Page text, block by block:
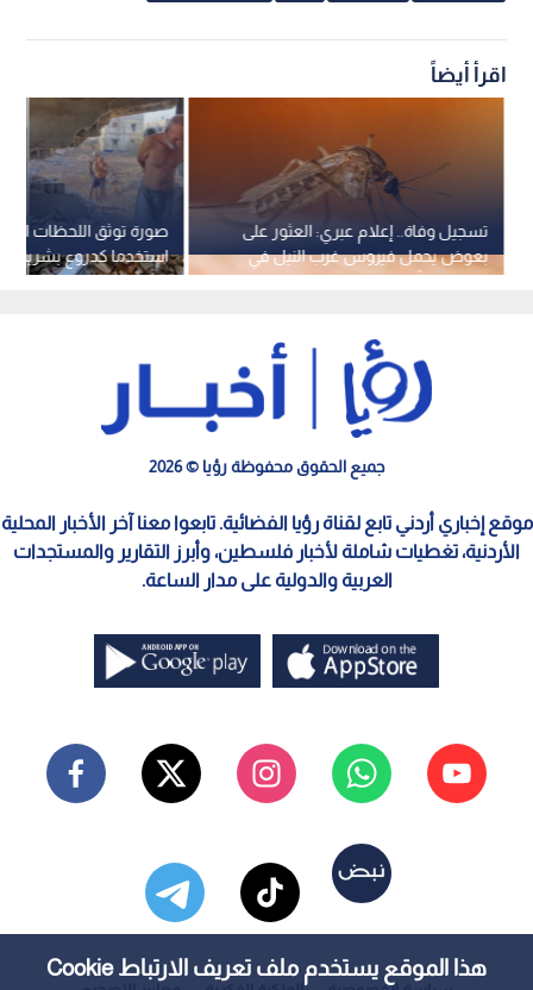
هذا الموقع يستخدم ملف تعريف الارتباط Cookie
اقرأ أيضاً
صورة توثق اللحظات
استخدما كدروع بشرية
بغزة
تسجيل وفاة.. إعلام عبري: العثور على
بعوض يحمل فيروس غرب النيل في
وسط تل أبيب
جميع الحقوق محفوظة رؤيا © 2026
موقع إخباري أردني تابع لقناة رؤيا الفضائية. تابعوا معنا آخر الأخبار المحلية
الأردنية، تغطيات شاملة لأخبار فلسطين، وأبرز التقارير والمستجدات
العربية والدولية على مدار الساعة.